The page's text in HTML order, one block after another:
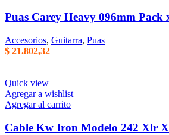
Puas Carey Heavy 096mm
Accesorios, Guitarra, Puas
$ 21.802,32
Quick view
Agregar a wishlist
Agregar al carrito
Cable Kw Iron Modelo 242 Xlr